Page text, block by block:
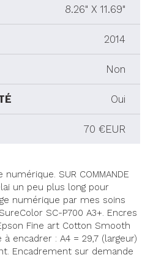
8.26" X 11.69"
2014
Non
Oui
70 €EUR
SUR COMMANDE
un peu plus long pour
numérique par mes soins
SC-P700 A3+. Encres
Fine art Cotton Smooth
encadrer : A4 = 29,7 (largeur)
Encadrement sur demande